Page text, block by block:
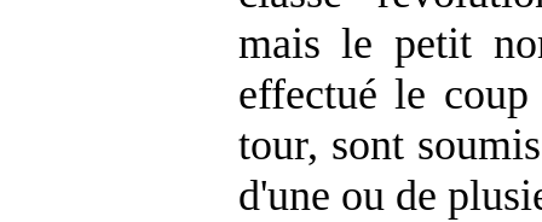
mais le petit
effectué le
tour, sont
d'une ou de